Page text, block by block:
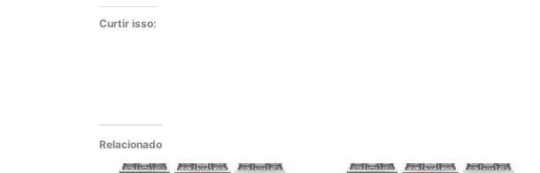
Curtir isso:
Relacionado